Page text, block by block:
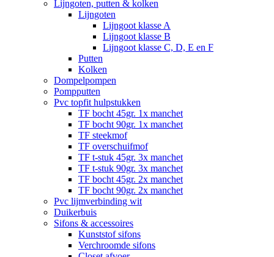
Lijngoten, putten & kolken
Lijngoten
Lijngoot klasse A
Lijngoot klasse B
Lijngoot klasse C, D, E en F
Putten
Kolken
Dompelpompen
Pompputten
Pvc topfit hulpstukken
TF bocht 45gr. 1x manchet
TF bocht 90gr. 1x manchet
TF steekmof
TF overschuifmof
TF t-stuk 45gr. 3x manchet
TF t-stuk 90gr. 3x manchet
TF bocht 45gr. 2x manchet
TF bocht 90gr. 2x manchet
Pvc lijmverbinding wit
Duikerbuis
Sifons & accessoires
Kunststof sifons
Verchroomde sifons